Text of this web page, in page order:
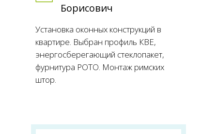
Борисович
Установка оконных конструкций в
квартире. Выбран профиль КВЕ,
энергосберегающий стеклопакет,
фурнитура РОТО. Монтаж римских
штор.